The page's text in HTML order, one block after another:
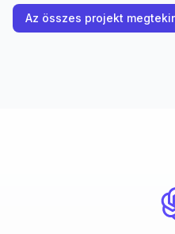
Az összes projekt